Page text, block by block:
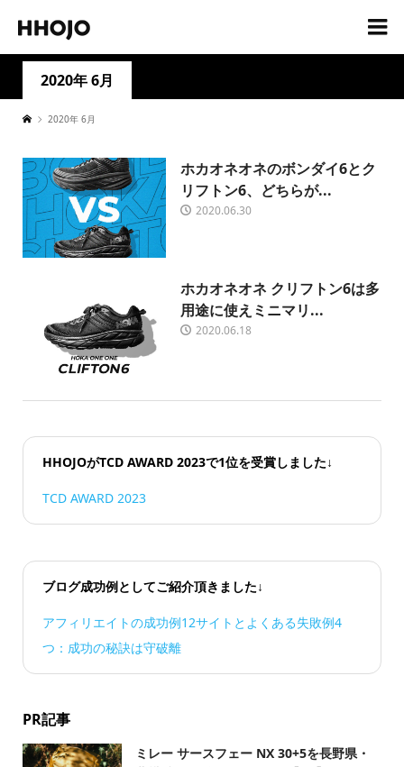
2020年 6月
2020年 6月
ホカオネオネのボンダイ6とク
リフトン6、どちらが...
2020.06.30
ホカオネオネ クリフトン6は多
用途に使えミニマリ...
2020.06.18
HHOJOがTCD AWARD 2023で1位を受賞しました↓
TCD AWARD 2023
ブログ成功例としてご紹介頂きました↓
アフィリエイトの成功例12サイトとよくある失敗例4
つ：成功の秘訣は守破離
PR記事
ミレー サースフェー NX 30+5を長野県・